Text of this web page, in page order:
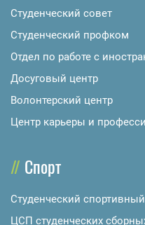
Студенческий совет
Студенческий профком
Отдел по работе с
Досуговый центр
Волонтерский центр
Центр карьеры и
Спорт
Студенческий
ЦСП студенческих